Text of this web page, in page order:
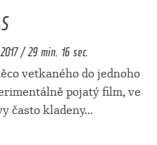
/ 29 min. 16 sec.
vetkaného do jednoho
pojatý film, ve
často kladeny...